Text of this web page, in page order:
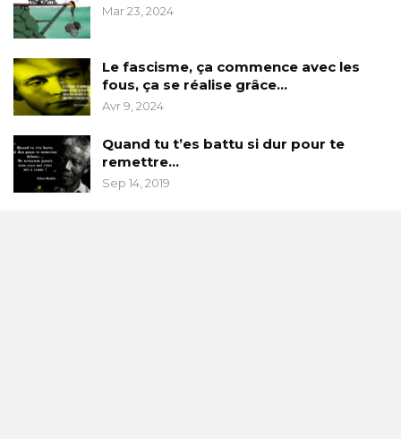
Mar 23, 2024
Le fascisme, ça commence avec les
fous, ça se réalise grâce…
Avr 9, 2024
Quand tu t’es battu si dur pour te
remettre…
Sep 14, 2019